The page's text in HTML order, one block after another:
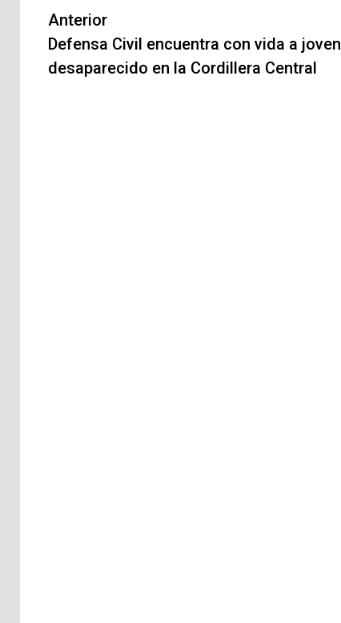
Navegación
de
entradas
Anterior
Defensa Civil encuentra con vida a joven
desaparecido en la Cordillera Central